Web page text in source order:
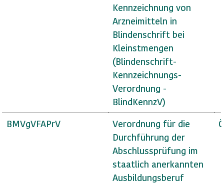
Kennzeichnung von
Arzneimitteln in
Blindenschrift bei
Kleinstmengen
(Blindenschrift-
Kennzeichnungs-
Verordnung -
BlindKennzV)
BMVgVFAPrV
Verordnung für die
Durchführung der
Abschlussprüfung im
staatlich anerkannten
Ausbildungsberuf